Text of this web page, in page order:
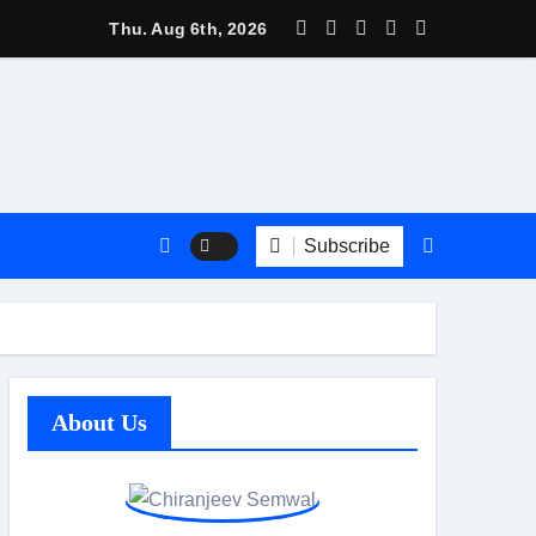
महाराज की शैल यात्रा, दूध-दही से अभिषेक कर श्रद्धालुओं ने मांगा सुख-समृद्धि का
Thu. Aug 6th, 2026
Subscribe
About Us